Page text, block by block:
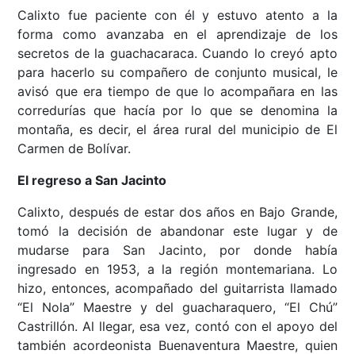
Calixto fue paciente con él y estuvo atento a la
forma como avanzaba en el aprendizaje de los
secretos de la guachacaraca. Cuando lo creyó apto
para hacerlo su compañero de conjunto musical, le
avisó que era tiempo de que lo acompañara en las
corredurías que hacía por lo que se denomina la
montaña, es decir, el área rural del municipio de El
Carmen de Bolívar.
El regreso a San Jacinto
Calixto, después de estar dos años en Bajo Grande,
tomó la decisión de abandonar este lugar y de
mudarse para San Jacinto, por donde había
ingresado en 1953, a la región montemariana. Lo
hizo, entonces, acompañado del guitarrista llamado
“El Nola” Maestre y del guacharaquero, “El Chú”
Castrillón. Al llegar, esa vez, contó con el apoyo del
también acordeonista Buenaventura Maestre, quien